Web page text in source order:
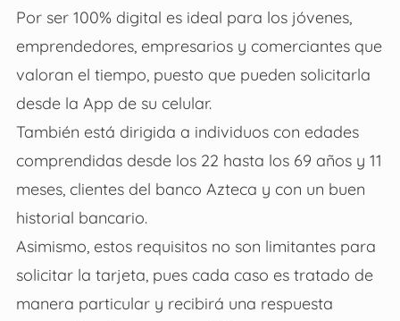
Por ser 100% digital es ideal para los jóvenes,
emprendedores, empresarios y comerciantes que
valoran el tiempo, puesto que pueden solicitarla
desde la App de su celular.
También está dirigida a individuos con edades
comprendidas desde los 22 hasta los 69 años y 11
meses, clientes del banco Azteca y con un buen
historial bancario.
Asimismo, estos requisitos no son limitantes para
solicitar la tarjeta, pues cada caso es tratado de
manera particular y recibirá una respuesta